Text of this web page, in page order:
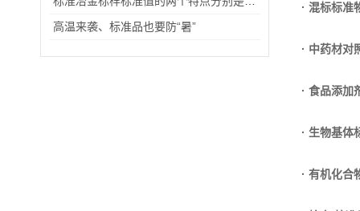
高温来袭、标准品也要防“暑”
· 混标标准
· 中药材对
· 食品添加
· 生物基体
· 有机化合